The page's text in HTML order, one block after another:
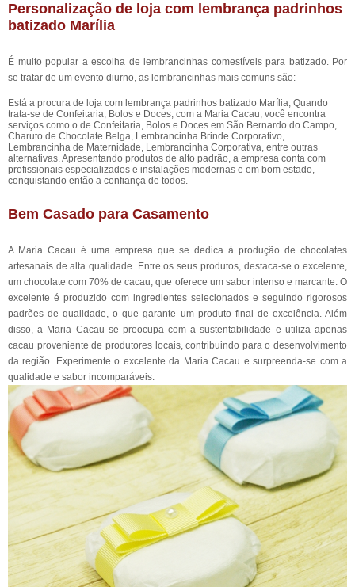
Personalização de loja com lembrança padrinhos
batizado Marília
É muito popular a escolha de lembrancinhas comestíveis para batizado. Por
se tratar de um evento diurno, as lembrancinhas mais comuns são:
Está a procura de loja com lembrança padrinhos batizado Marília, Quando
trata-se de Confeitaria, Bolos e Doces, com a Maria Cacau, você encontra
serviços como o de Confeitaria, Bolos e Doces em São Bernardo do Campo,
Charuto de Chocolate Belga, Lembrancinha Brinde Corporativo,
Lembrancinha de Maternidade, Lembrancinha Corporativa, entre outras
alternativas. Apresentando produtos de alto padrão, a empresa conta com
profissionais especializados e instalações modernas e em bom estado,
conquistando então a confiança de todos.
Bem Casado para Casamento
A Maria Cacau é uma empresa que se dedica à produção de chocolates
artesanais de alta qualidade. Entre os seus produtos, destaca-se o excelente,
um chocolate com 70% de cacau, que oferece um sabor intenso e marcante. O
excelente é produzido com ingredientes selecionados e seguindo rigorosos
padrões de qualidade, o que garante um produto final de excelência. Além
disso, a Maria Cacau se preocupa com a sustentabilidade e utiliza apenas
cacau proveniente de produtores locais, contribuindo para o desenvolvimento
da região. Experimente o excelente da Maria Cacau e surpreenda-se com a
qualidade e sabor incomparáveis.